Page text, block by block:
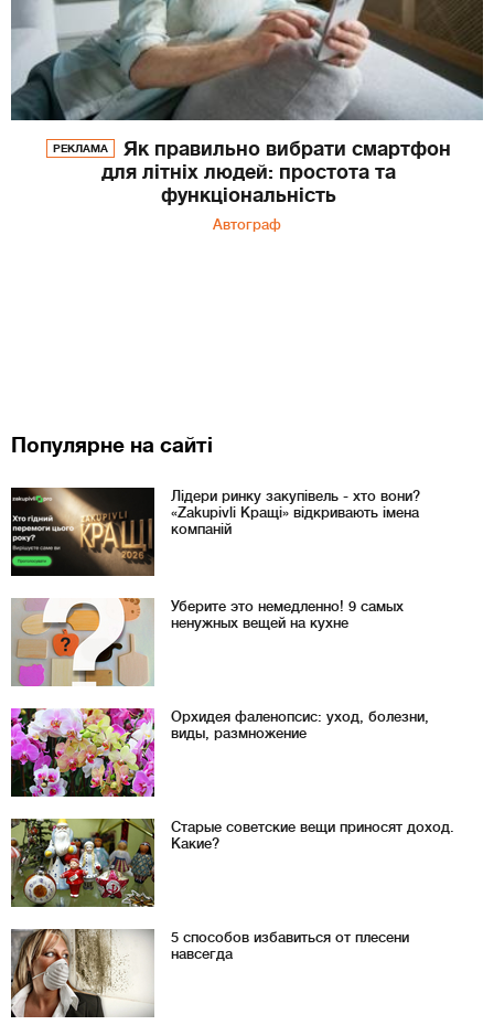
РЕКЛАМА
Як правильно вибрати смартфон
для літніх людей: простота та
функціональність
Автограф
Популярне на сайті
Лідери ринку закупівель - хто вони?
«Zakupivli Кращі» відкривають імена
компаній
Уберите это немедленно! 9 самых
ненужных вещей на кухне
Орхидея фаленопсис: уход, болезни,
виды, размножение
Старые советские вещи приносят доход.
Какие?
5 способов избавиться от плесени
навсегда